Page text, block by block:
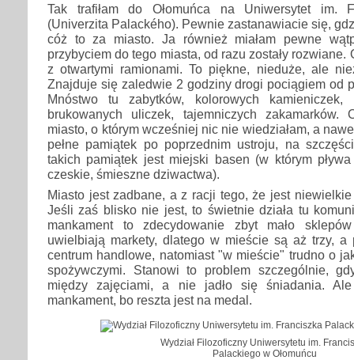
Tak trafiłam do Ołomuńca na Uniwersytet im.
(Univerzita Palackého). Pewnie zastanawiacie się,
cóż to za miasto. Ja również miałam pewne
przybyciem do tego miasta, od razu zostały rozwiane.
z otwartymi ramionami. To piękne, nieduże, ale
Znajduje się zaledwie 2 godziny drogi pociągiem od
Mnóstwo tu zabytków, kolorowych kamieniczek,
brukowanych uliczek, tajemniczych zakamarków.
miasto, o którym wcześniej nic nie wiedziałam, a
pełne pamiątek po poprzednim ustroju, na
takich pamiątek jest miejski basen (w którym
czeskie, śmieszne dziwactwa).
Miasto jest zadbane, a z racji tego, że jest
Jeśli zaś blisko nie jest, to świetnie działa tu
mankament to zdecydowanie zbyt mało
uwielbiają markety, dlatego w mieście są aż trzy, a
centrum handlowe, natomiast "w mieście" trudno o
spożywczymi. Stanowi to problem szczególnie,
między zajęciami, a nie jadło się śniadania.
mankament, bo reszta jest na medal.
Wydział Filozoficzny Uniwersytetu im.
Palackiego w Ołomuńcu